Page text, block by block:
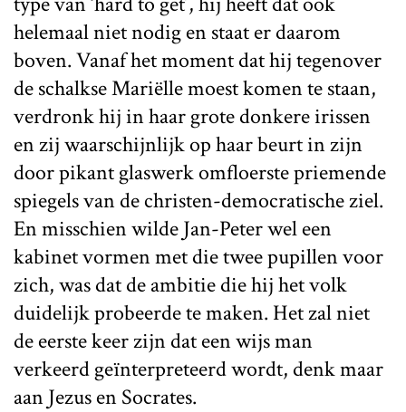
helemaal niet nodig en staat er daarom
boven. Vanaf het moment dat hij tegenover
de schalkse Mariëlle moest komen te staan,
verdronk hij in haar grote donkere irissen
en zij waarschijnlijk op haar beurt in zijn
door pikant glaswerk omfloerste priemende
spiegels van de christen-democratische ziel.
En misschien wilde Jan-Peter wel een
kabinet vormen met die twee pupillen voor
zich, was dat de ambitie die hij het volk
duidelijk probeerde te maken. Het zal niet
de eerste keer zijn dat een wijs man
verkeerd geïnterpreteerd wordt, denk maar
aan Jezus en Socrates.